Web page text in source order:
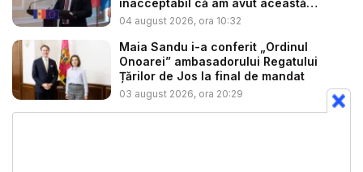
situaț...
04 august 2026, ora 10:32
Maia Sandu i-a conferit „Ordinul
Onoarei” ambasadorului Regatului
Țărilor de Jos la final de mandat
03 august 2026, ora 20:29